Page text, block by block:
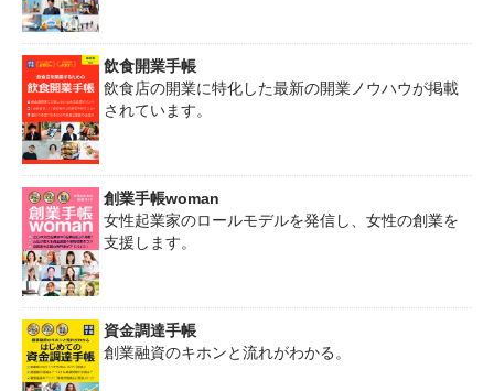
飲食開業手帳
飲食店の開業に特化した最新の開業ノウハウが掲載
されています。
創業手帳woman
女性起業家のロールモデルを発信し、女性の創業を
支援します。
資金調達手帳
創業融資のキホンと流れがわかる。